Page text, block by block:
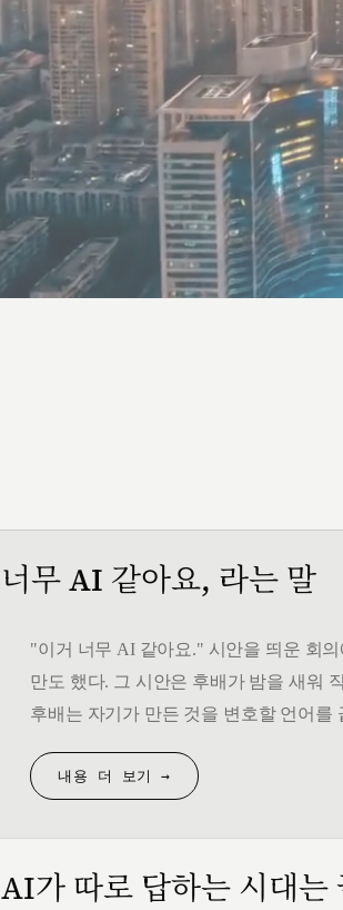
너무 AI 같아요, 라는 말
"이거 너무 AI 같아요." 시안을 띄운 회
만도 했다. 그 시안은 후배가 밤을 새워
후배는 자기가 만든 것을 변호할 언어
내용 더 보기 →
AI가 따로 답하는 시대는